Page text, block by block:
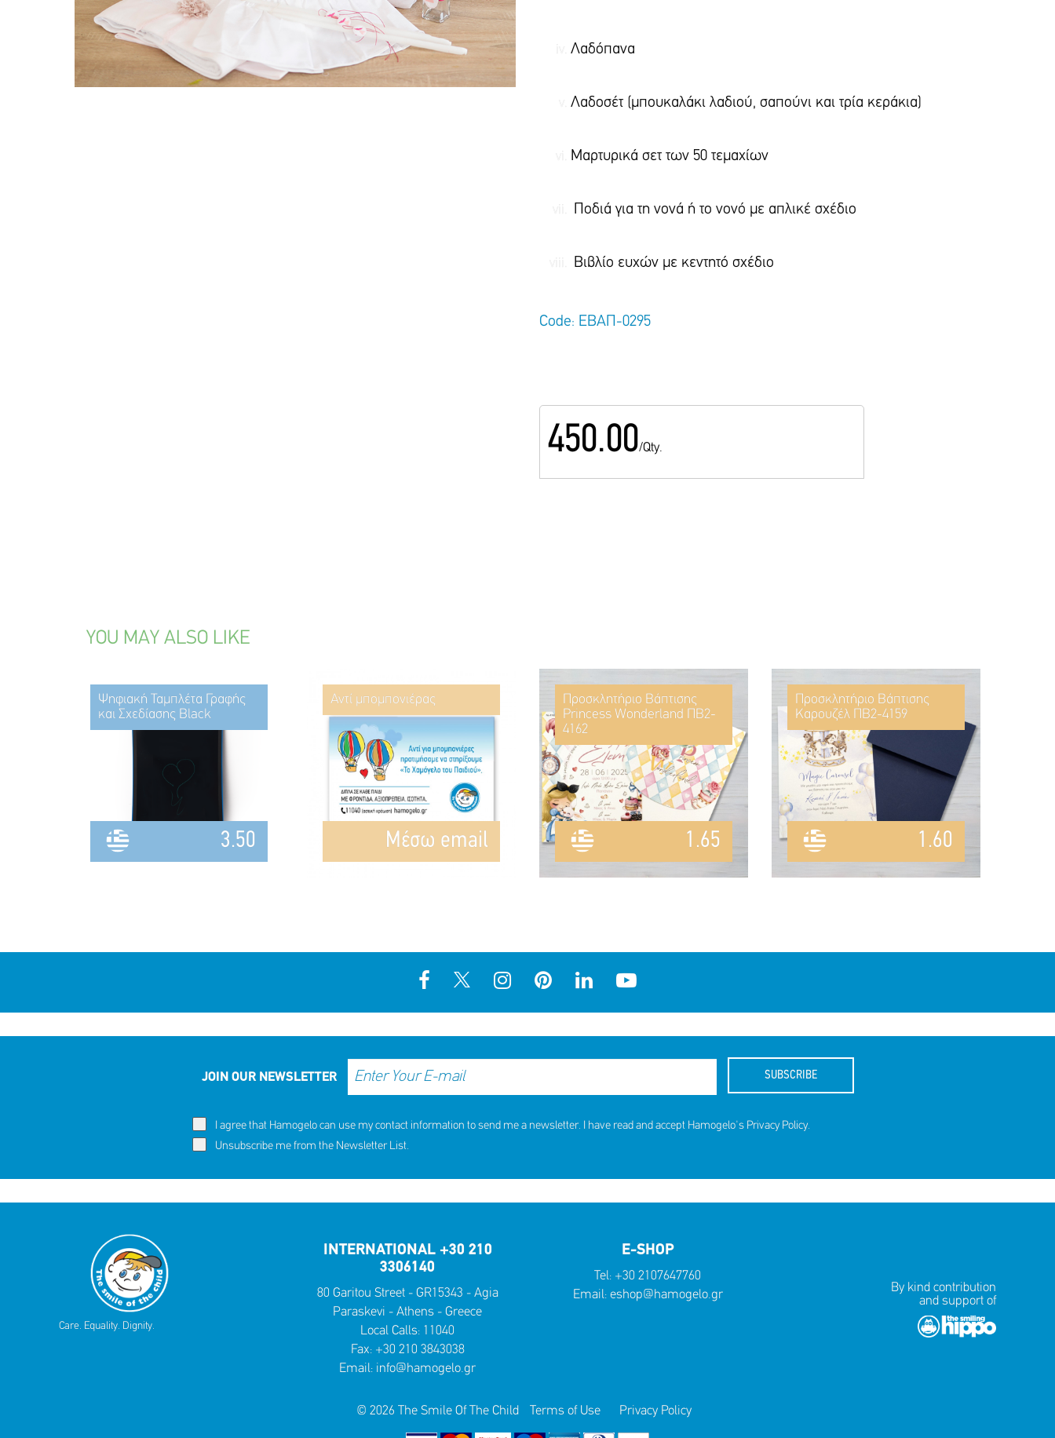
Λαδόπανα
Λαδοσέτ (μπουκαλάκι λαδιού, σαπούνι και τρία κεράκια)
Μαρτυρικά σετ των 50 τεμαχίων
Ποδιά για τη νονά ή το νονό με απλικέ σχέδιο
Βιβλίο ευχών με κεντητό σχέδιο
Code: ΕΒΑΠ-0295
450.00/Qty.
YOU MAY ALSO LIKE
Ψηφιακή Ταμπλέτα Γραφής
και Σχεδίασης Black
3.50
Αντί μπομπονιέρας
Mέσω email
Προσκλητήριο Βάπτισης
Princess Wonderland ΠΒ2-
4162
1.65
Προσκλητήριο Βάπτισης
Καρουζέλ ΠΒ2-4159
1.60
JOIN OUR NEWSLETTER SUBSCRIBE
I agree that Hamogelo can use my contact information to send me a newsletter. I have read and accept Hamogelo's Privacy Policy.
Unsubscribe me from the Newsletter List.
Care. Equality. Dignity.
INTERNATIONAL +30 210
3306140
80 Garitou Street - GR15343 - Agia
Paraskevi - Athens - Greece
Local Calls: 11040
Fax: +30 210 3843038
Email: info@hamogelo.gr
E-SHOP
Tel: +30 2107647760
Email: eshop@hamogelo.gr
By kind contribution
and support of
© 2026 The Smile Of The Child Terms of Use Privacy Policy